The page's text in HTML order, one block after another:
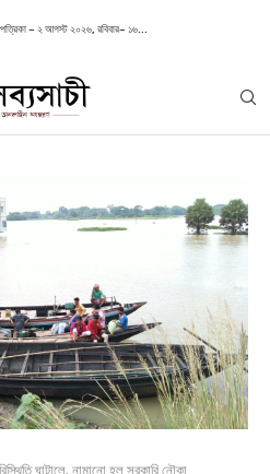
– ২ আগস্ট ২০২৬, রবিবার– ১৬...
ঘাটালে, নামানো হল সরকারি নৌকা